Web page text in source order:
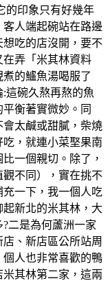
的印象只有好幾年
人端起碗站在路邊
吃的店沒開，要不
弄「米其林資料
的鱸魚湯喝服了
這碗久熬再熬的魚
衡著實微妙。同
太鹹或甜膩，柴燒
，就連小菜埾果南
一個親切。除了，
不同），實在挑不
一下，我一個人吃
新北的米其林，大
二是為何蘆洲一家
、新店區公所站周
人也非常喜歡的鴨
米其林第二家，這兩